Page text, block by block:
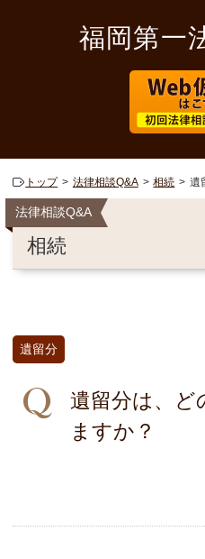
福岡第一
トップ 法律相談Q&A 相続 遺
法律相談Q&A
相続
遺留分
遺留分は、ど
ますか？